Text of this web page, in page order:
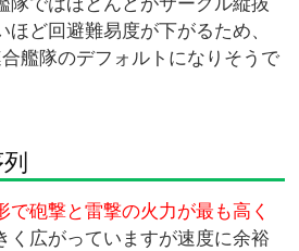
隊ではほとんどがサークル縦抜
ど回避難易度が下がるため、
艦隊のデフォルトになりそうで
で砲撃と雷撃の火力が最も高く
く広がっていますが速度に余裕